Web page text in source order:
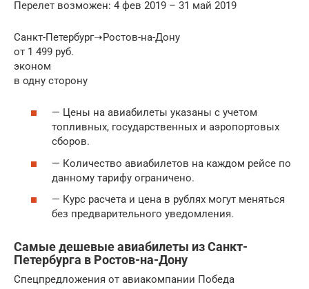
Перелет возможен: 4 фев 2019 – 31 май 2019
Санкт-Петербург➝Ростов-на-Дону
от 1 499 руб.
эконом
в одну сторону
— Цены на авиабилеты указаны с учетом
топливных, государственных и аэропортовых
сборов.
— Количество авиабилетов на каждом рейсе по
данному тарифу ограничено.
— Курс расчета и цена в рублях могут меняться
без предварительного уведомления.
Самые дешевые авиабилеты из Санкт-
Петербурга в Ростов-на-Дону
Спецпредложения от авиакомпании Победа